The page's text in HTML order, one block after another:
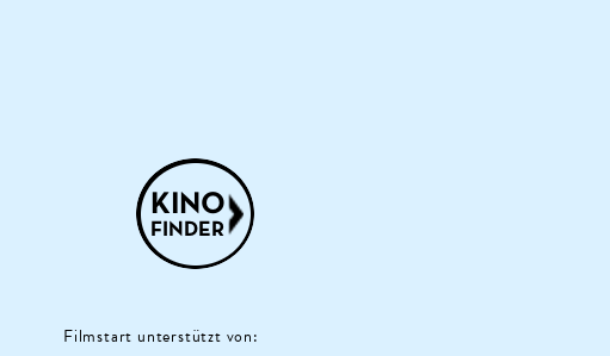
Filmstart unterstützt von: